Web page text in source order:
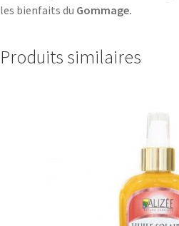
les bienfaits du Gommage.
Produits similaires